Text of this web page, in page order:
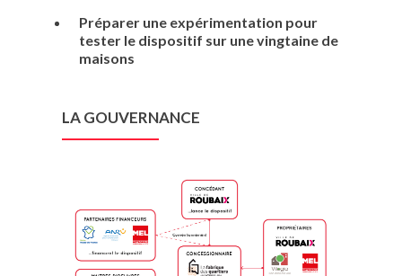
Préparer une expérimentation pour
tester le dispositif sur une vingtaine de
maisons
LA GOUVERNANCE